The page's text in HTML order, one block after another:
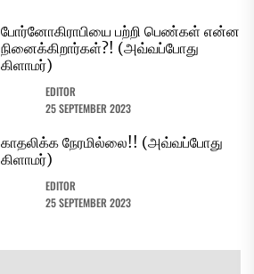
போர்னோகிராபியை பற்றி பெண்கள் என்ன
நினைக்கிறார்கள்?! (அவ்வப்போது
கிளாமர்)
EDITOR
25 SEPTEMBER 2023
காதலிக்க நேரமில்லை!! (அவ்வப்போது
கிளாமர்)
EDITOR
25 SEPTEMBER 2023